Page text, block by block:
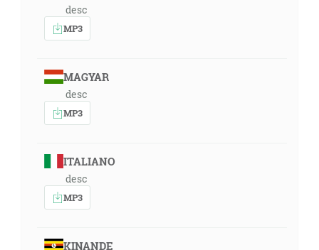
desc
MP3
MAGYAR
desc
MP3
ITALIANO
desc
MP3
KINANDE